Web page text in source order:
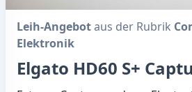
Leih-Angebotaus der Rubrik
Elektronik
Elgato HD60 S+